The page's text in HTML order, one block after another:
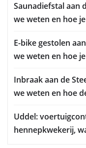
Saunadiefstal aan
we weten en hoe
E-bike gestolen
we weten en hoe
Inbraak aan de
we weten en hoe
Uddel:
hennepkwekerij,